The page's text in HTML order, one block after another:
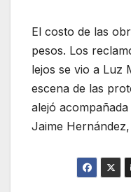
El costo de las
pesos. Los
lejos se vio a Luz
escena de las
alejó
Jaime